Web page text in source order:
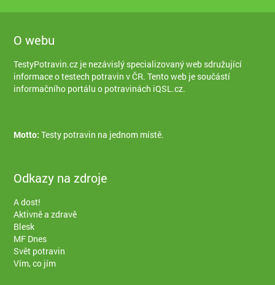
O webu
TestyPotravin.cz je nezávislý specializovaný web sdružující
informace o testech potravin v ČR. Tento web je součástí
informačního portálu o potravinách iQSL.cz.
Motto: Testy potravin na jednom místě.
Odkazy na zdroje
A dost!
Aktivně a zdravě
Blesk
MF Dnes
Svět potravin
Vím, co jím